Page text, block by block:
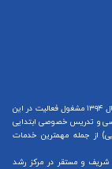
می باشد که از سال ۱۳۹۴ مشغول فعالیت در این
و تدریس خصوصی ابتدایی
) از جمله مهمترین خدمات
و مستقر در مرکز رشد